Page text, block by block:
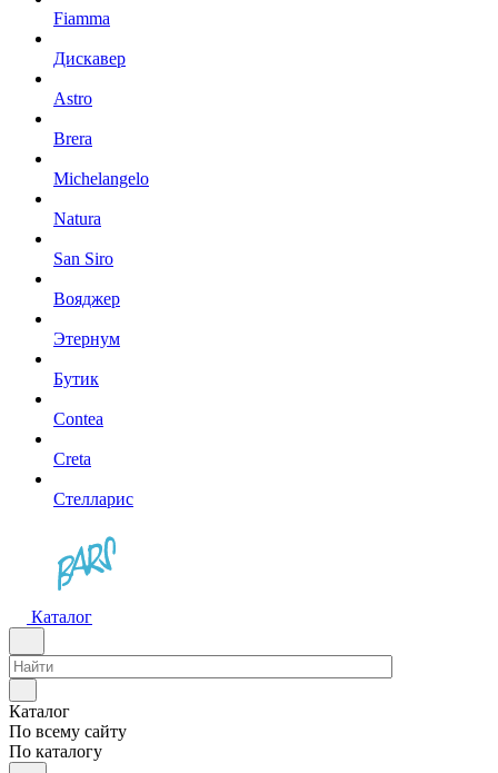
Fiamma
Дискавер
Astro
Brera
Michelangelo
Natura
San Siro
Вояджер
Этернум
Бутик
Contea
Creta
Стелларис
Каталог
Каталог
По всему сайту
По каталогу